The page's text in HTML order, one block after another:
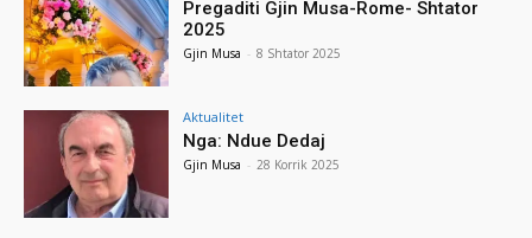
Pregaditi Gjin Musa-Rome- Shtator
2025
Gjin Musa - 8 Shtator 2025
Aktualitet
Nga: Ndue Dedaj
Gjin Musa - 28 Korrik 2025